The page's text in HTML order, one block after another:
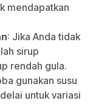
mendapatkan
: Jika Anda tidak
sirup
rendah gula.
gunakan susu
untuk variasi